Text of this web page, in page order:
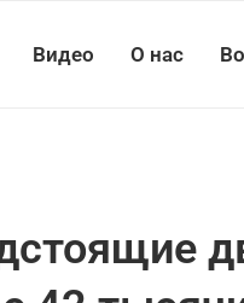
Видео О нас